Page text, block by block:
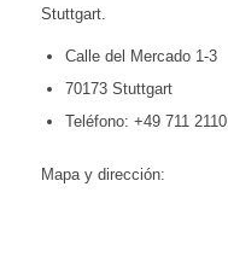
Stuttgart.
Calle del Mercado 1-3
70173 Stuttgart
Teléfono: +49 711 2110
Mapa y dirección: